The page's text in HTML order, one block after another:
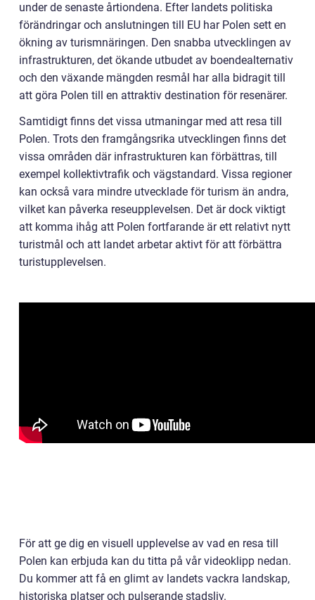
under de senaste årtiondena. Efter landets politiska
förändringar och anslutningen till EU har Polen sett en
ökning av turismnäringen. Den snabba utvecklingen av
infrastrukturen, det ökande utbudet av boendealternativ
och den växande mängden resmål har alla bidragit till
att göra Polen till en attraktiv destination för resenärer.
Samtidigt finns det vissa utmaningar med att resa till
Polen. Trots den framgångsrika utvecklingen finns det
vissa områden där infrastrukturen kan förbättras, till
exempel kollektivtrafik och vägstandard. Vissa regioner
kan också vara mindre utvecklade för turism än andra,
vilket kan påverka reseupplevelsen. Det är dock viktigt
att komma ihåg att Polen fortfarande är ett relativt nytt
turistmål och att landet arbetar aktivt för att förbättra
turistupplevelsen.
För att ge dig en visuell upplevelse av vad en resa till
Polen kan erbjuda kan du titta på vår videoklipp nedan.
Du kommer att få en glimt av landets vackra landskap,
historiska platser och pulserande stadsliv.